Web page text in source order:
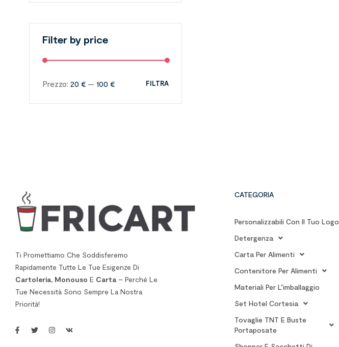
Filter by price
FILTRA
Prezzo: 20 € — 100 €
Ti Promettiamo Che Soddisferemo
Rapidamente Tutte Le Tue Esigenze Di
Cartoleria, Monouso E Carta – Perché Le
Tue Necessità Sono Sempre La Nostra
Priorità!
CATEGORIA
Personalizzabili Con Il Tuo Logo
Detergenza
Carta Per Alimenti
Contenitore Per Alimenti
Materiali Per L’imballaggio
Set Hotel Cortesia
Tovaglie TNT E Buste
Portaposate